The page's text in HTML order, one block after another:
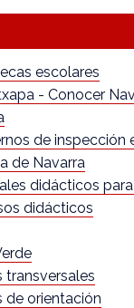
escolares
- Conocer
de inspección
de Navarra
didácticos para
didácticos
transversales
de orientación